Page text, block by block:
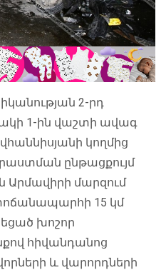
2-րդ
1-ին վաշտի ավագ
կողմից
ընթացքույմ
Արմավիրի մարզում
15 կմ
խոշոր
հիվանդանոց
և վարորդների